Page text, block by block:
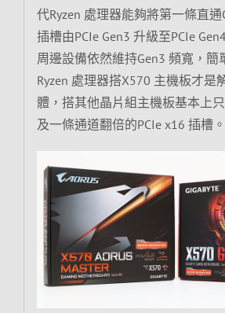
代Ryzen 處理器能夠將第一條直通
插槽由PCIe Gen3 升級至PCIe
周邊設備依然維持Gen3 頻寬，簡
Ryzen 處理器搭X570 主機板才是
體，搭其他晶片組主機板基本上
及一條通道翻倍的PCIe x16 插槽。